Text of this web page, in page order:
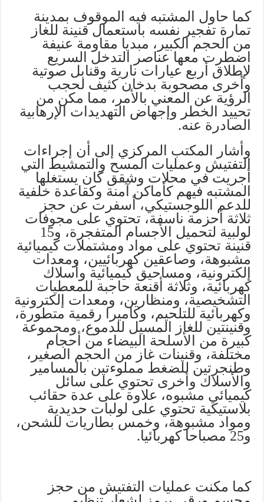
كما حاول المشتبه فيه الموقوف بمدينة
تمارة تفجير نفسه باستعمال قنينة للغاز
من الحجم الكبير، مبديا مقاومة عنيفة
اضطرت معها عناصر التدخل السريع
لإطلاق أربع عيارات نارية وقنابل صوتية
وأخرى مصحوبة بدخان كثيف لحجب
الرؤية عن المعني بالأمر، مما مكن من
تحييد الخطر وإجهاض التهديدات الإرهابية
الصادرة عنه.
وأشار المكتب المركزي إلى أن إجراءات
التفتيش وعمليات المسح والتمشيط التي
أجريت في محلات وشقق كان يستغلها
المشتبه فيهم كأماكن آمنة وكقاعدة خلفية
للدعم اللوجستيكي، أسفرت عن حجز
ثلاثة أحزمة ناسفة، تحتوي على مجوفات
لولبية لتحميل الأجسام المتفجرة، و15
قنينة تحتوي على مواد ومشتملات كيميائية
مشبوهة، وصاعقين كهربائيين، ومعدات
إلكترونية، ومساحيق كيميائية وأسلاك
كهربائية، وثلاثة أقنعة حاجبة للمعطيات
التشخيصية، ومنظارين، ومعدات إلكترونية
وكهربائية للتلحيم، وكاميرا رقمية متطورة،
وقنينتين للغاز المسيل للدموع، ومجموعة
كبيرة من الأسلحة البيضاء من أحجام
مختلفة، وقنينات غاز من الحجم الصغير،
وطنجرتين للضغط مملوءتين بالمسامير
والأسلاك وأخرى تحتوي على سائل
كيميائي مشبوه، علاوة على عدة حقائب
بلاستيكية تحتوي على لولبات حديدية
ومواد مشبوهة، وخمس بطاريات للشحن،
و25 مصباحا كهربائيا.
كما مكنت عمليات التفتيش من حجز